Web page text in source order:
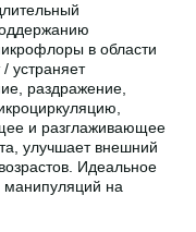
в области
устраняет
раздражение,
и разглаживающее
улучшает внешний
Идеальное
манипуляций на